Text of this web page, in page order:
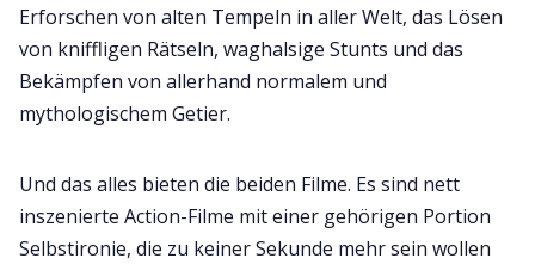
Erforschen von alten Tempeln in aller Welt, das Lösen
von kniffligen Rätseln, waghalsige Stunts und das
Bekämpfen von allerhand normalem und
mythologischem Getier.
Und das alles bieten die beiden Filme. Es sind nett
inszenierte Action-Filme mit einer gehörigen Portion
Selbstironie, die zu keiner Sekunde mehr sein wollen